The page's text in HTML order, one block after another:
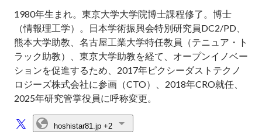
1980年生まれ。東京大学大学院博士課程修了。博士
（情報理工学）。日本学術振興会特別研究員DC2/PD、
熊本大学助教、名古屋工業大学特任教員（テニュア・ト
ラック助教）、東京大学助教を経て、オープンイノベー
ションを促進するため、2017年ピクシーダストテクノ
ロジーズ株式会社に参画（CTO）、2018年CRO就任、
2025年研究管掌役員に呼称変更。
hoshistar81.jp +2